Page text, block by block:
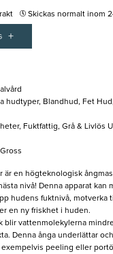
Skickas normalt inom
+
hudtyper, Blandhud, Fet
Fuktfattig, Grå & Livlös
är en högteknologisk
nivå! Denna apparat kan
hudens fuktnivå, motverka
en ny friskhet i huden.
blir vattenmolekylerna
Denna ånga underlättar
peeling eller